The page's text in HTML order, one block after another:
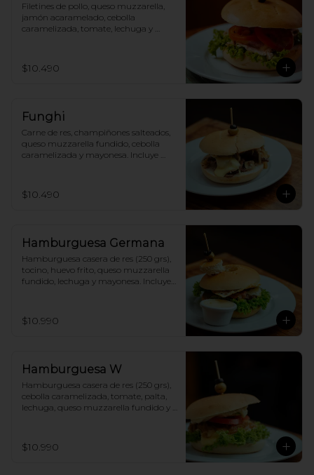
Filetines de pollo, queso muzzarella,
jamón acaramelado, cebolla
caramelizada, tomate, lechuga y
$10.490
Funghi
Carne de res, champiñones salteados,
queso muzzarella fundido, cebolla
caramelizada y mayonesa. Incluye
$10.490
Hamburguesa Germana
Hamburguesa casera de res (250 grs),
tocino, huevo frito, queso muzzarella
fundido, lechuga y mayonesa. Incluye
$10.990
Hamburguesa W
Hamburguesa casera de res (250 grs),
cebolla caramelizada, tomate, palta,
lechuga, queso muzzarella fundido y
$10.990